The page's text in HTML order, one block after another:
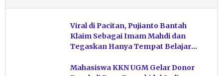
Viral di Pacitan, Pujianto Bantah
Klaim Sebagai Imam Mahdi dan
Tegaskan Hanya Tempat Belajar
Mahasiswa KKN UGM Gelar Donor